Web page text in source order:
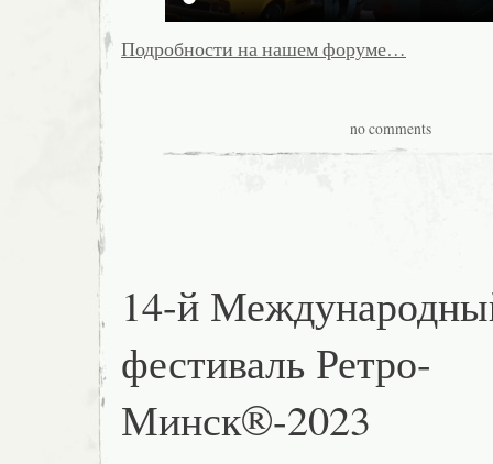
Подробности на нашем форуме…
no comments
14-й
фестиваль Ретро-
Минск®-2023